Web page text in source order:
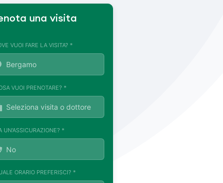
una visita
VUOI FARE LA VISITA? *
VUOI PRENOTARE? *
UN'ASSICURAZIONE? *
ORARIO PREFERISCI? *